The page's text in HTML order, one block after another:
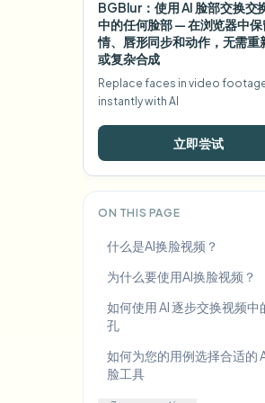
BGBlur：使用 AI 脸部交换交
中的任何脸部 — 在浏览器中
情、唇形同步和动作，无需重
或复杂合成
Replace faces in video
instantly with AI
立即尝试
ON THIS PAGE
什么是AI换脸视频？
为什么要使用AI换脸视频？
如何使用 AI 逐步交换视频中
孔
如何为您的用例选择合适的
脸工具